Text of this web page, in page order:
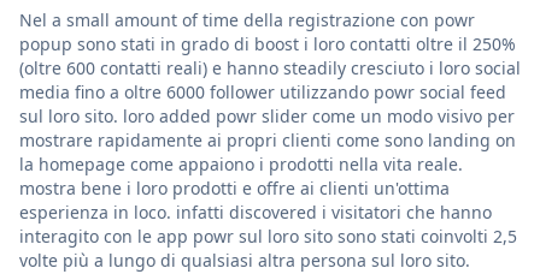
Nel a small amount of time della registrazione con powr
popup sono stati in grado di boost i loro contatti oltre il 250%
(oltre 600 contatti reali) e hanno steadily cresciuto i loro social
media fino a oltre 6000 follower utilizzando powr social feed
sul loro sito. loro added powr slider come un modo visivo per
mostrare rapidamente ai propri clienti come sono landing on
la homepage come appaiono i prodotti nella vita reale.
mostra bene i loro prodotti e offre ai clienti un'ottima
esperienza in loco. infatti discovered i visitatori che hanno
interagito con le app powr sul loro sito sono stati coinvolti 2,5
volte più a lungo di qualsiasi altra persona sul loro sito.